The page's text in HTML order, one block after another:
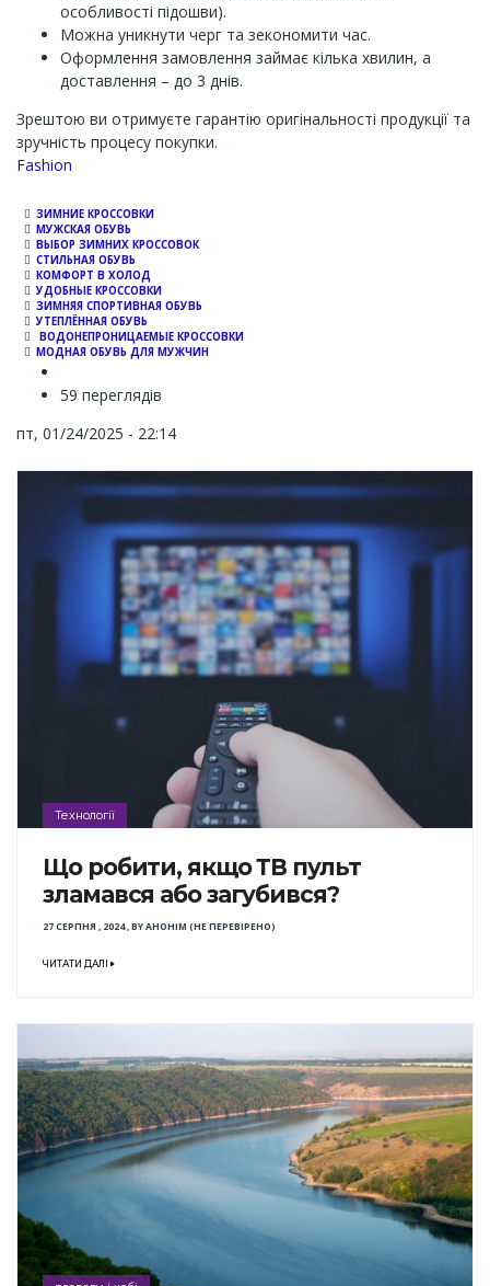
особливості підошви).
Можна уникнути черг та зекономити час.
Оформлення замовлення займає кілька хвилин, а
доставлення – до 3 днів.
Зрештою ви отримуєте гарантію оригінальності продукції та
зручність процесу покупки.
Channel
Fashion
ЗИМНИЕ КРОССОВКИ
МУЖСКАЯ ОБУВЬ
ВЫБОР ЗИМНИХ КРОССОВОК
СТИЛЬНАЯ ОБУВЬ
КОМФОРТ В ХОЛОД
УДОБНЫЕ КРОССОВКИ
ЗИМНЯЯ СПОРТИВНАЯ ОБУВЬ
УТЕПЛЁННАЯ ОБУВЬ
ВОДОНЕПРОНИЦАЕМЫЕ КРОССОВКИ
МОДНАЯ ОБУВЬ ДЛЯ МУЖЧИН
59 переглядів
пт, 01/24/2025 - 22:14
Технології
Що робити, якщо ТВ пульт
зламався або загубився?
27 СЕРПНЯ , 2024,BYАНОНІМ (НЕ ПЕРЕВІРЕНО)
ЧИТАТИ ДАЛІ